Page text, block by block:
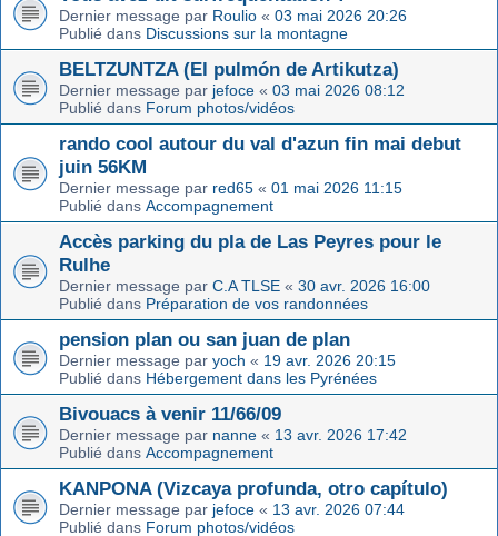
Dernier message par Roulio « 03 mai 2026 20:26
Publié dans Discussions sur la montagne
BELTZUNTZA (El pulmón de Artikutza)
Dernier message par jefoce « 03 mai 2026 08:12
Publié dans Forum photos/vidéos
rando cool autour du val d'azun fin mai debut
juin 56KM
Dernier message par red65 « 01 mai 2026 11:15
Publié dans Accompagnement
Accès parking du pla de Las Peyres pour le
Rulhe
Dernier message par C.A TLSE « 30 avr. 2026 16:00
Publié dans Préparation de vos randonnées
pension plan ou san juan de plan
Dernier message par yoch « 19 avr. 2026 20:15
Publié dans Hébergement dans les Pyrénées
Bivouacs à venir 11/66/09
Dernier message par nanne « 13 avr. 2026 17:42
Publié dans Accompagnement
KANPONA (Vizcaya profunda, otro capítulo)
Dernier message par jefoce « 13 avr. 2026 07:44
Publié dans Forum photos/vidéos